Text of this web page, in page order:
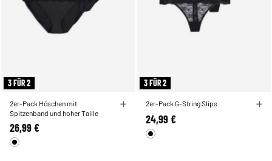
3 FÜR 2
2er-Pack Höschen mit
Spitzenband und hoher Taille
26,99 €
3 FÜR 2
2er-Pack G-String Slips
24,99 €